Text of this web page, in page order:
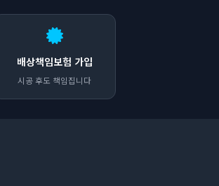
배상책임보험 가입
시공 후도 책임집니다